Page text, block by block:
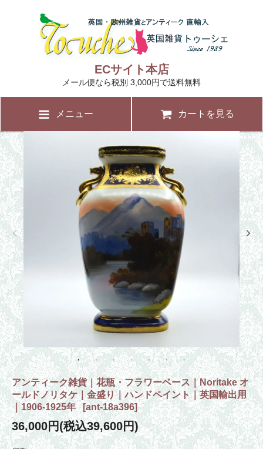
ECサイト本店
メール便なら税別 3,000円で送料無料
メニュー カートを見る
アンティーク雑貨｜花瓶・フラワーベース｜Noritake オ
ールドノリタケ｜金盛り｜ハンドペイント｜英国輸出用
｜1906-1925年[ant-18a396]
36,000円(税込39,600円)